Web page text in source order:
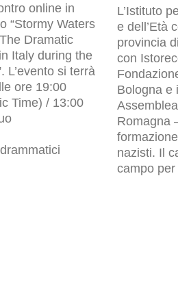
online in
“Stormy Waters
Dramatic
Italy during the
L’evento si terrà
ore 19:00
Time) / 13:00
L’Istituto
e dell’Età
provincia
con
Bologna e
Romagna
nazisti. Il
campo